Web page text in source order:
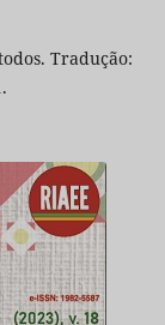
Tradução: